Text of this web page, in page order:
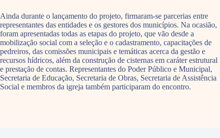
Ainda durante o lançamento do projeto, firmaram-se parcerias entre
representantes das entidades e os gestores dos municípios. Na ocasião,
foram apresentadas todas as etapas do projeto, que vão desde a
mobilização social com a seleção e o cadastramento, capacitações de
pedreiros, das comissões municipais e temáticas acerca da gestão e
recursos hídricos, além da construção de cisternas em caráter estrutural
e prestação de contas. Representantes do Poder Público e Municipal,
Secretaria de Educação, Secretaria de Obras, Secretaria de Assistência
Social e membros da igreja também participaram do encontro.